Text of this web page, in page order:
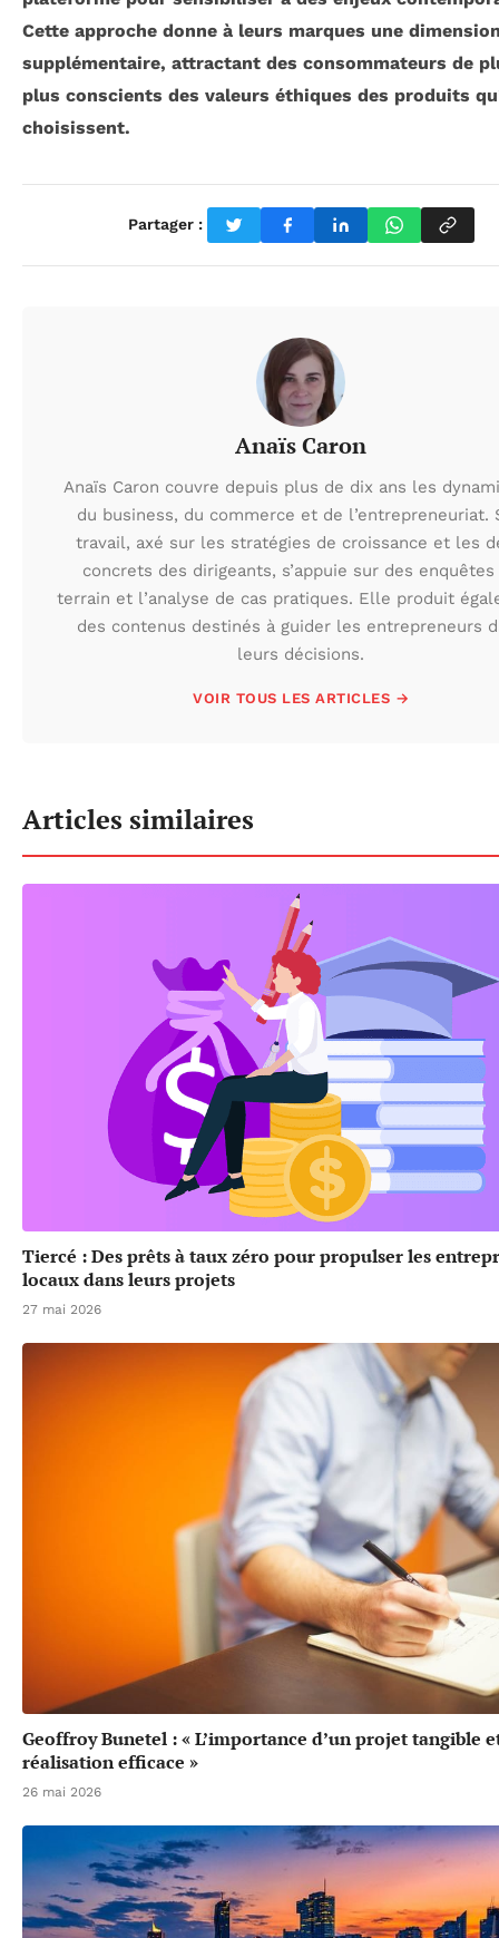
Cette approche donne à leurs marques une
supplémentaire, attractant des consommateurs de
plus conscients des valeurs éthiques des produits
choisissent.
Partager :
Anaïs Caron
Anaïs Caron couvre depuis plus de dix ans les
du business, du commerce et de l’entrepreneuriat.
travail, axé sur les stratégies de croissance et les
concrets des dirigeants, s’appuie sur des enquêtes
terrain et l’analyse de cas pratiques. Elle produit
des contenus destinés à guider les entrepreneurs
leurs décisions.
VOIR TOUS LES ARTICLES →
Articles similaires
Tiercé : Des prêts à taux zéro pour propulser les
locaux dans leurs projets
27 mai 2026
Geoffroy Bunetel : « L’importance d’un projet tangible
réalisation efficace »
26 mai 2026